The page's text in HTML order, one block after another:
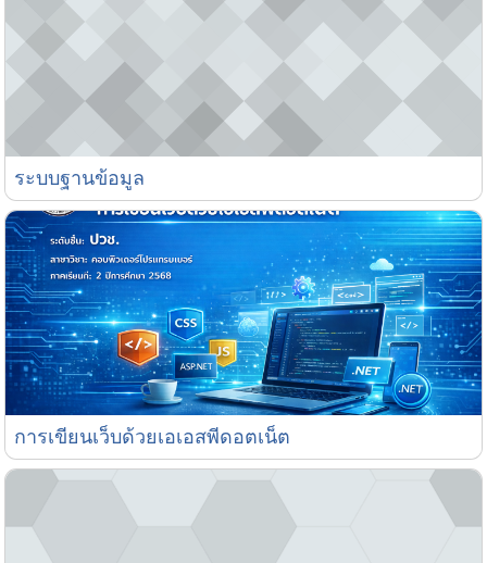
ระบบฐานข้อมูล
ระบบฐานข้อมูล
การเขียนเว็บด้วยเอเอสพีดอตเน็ต
การเขียนเว็บด้วยเอเอสพีดอตเน็ต